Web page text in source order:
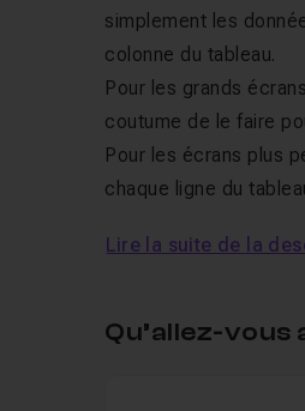
simplement les
colonne du tableau.
Pour les grands
coutume de le faire
Pour les écrans plus
chaque ligne du
Pour aller plus loin
Lire la suite de la
Qu’allez-